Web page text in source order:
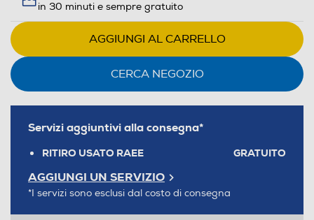
in 30 minuti e sempre gratuito
AGGIUNGI AL CARRELLO
CERCA NEGOZIO
Servizi aggiuntivi alla consegna*
RITIRO USATO RAEE GRATUITO
AGGIUNGI UN SERVIZIO
*I servizi sono esclusi dal costo di consegna